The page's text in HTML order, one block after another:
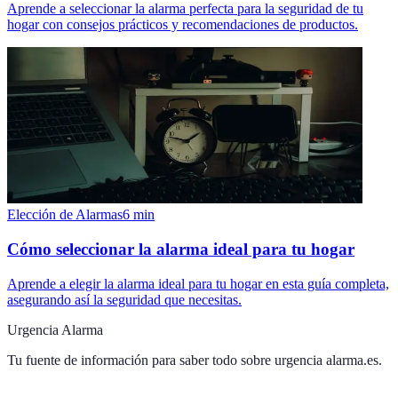
Aprende a seleccionar la alarma perfecta para la seguridad de tu
hogar con consejos prácticos y recomendaciones de productos.
Elección de Alarmas6 min
Cómo seleccionar la alarma ideal para tu hogar
Aprende a elegir la alarma ideal para tu hogar en esta guía completa,
asegurando así la seguridad que necesitas.
Urgencia Alarma
Tu fuente de información para saber todo sobre urgencia alarma.es.